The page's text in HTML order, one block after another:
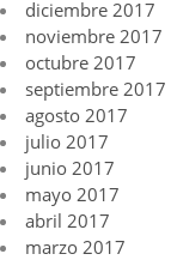
diciembre 2017
noviembre 2017
octubre 2017
septiembre 2017
agosto 2017
julio 2017
junio 2017
mayo 2017
abril 2017
marzo 2017